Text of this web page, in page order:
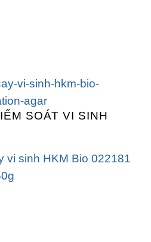
SOÁT VI SINH
vi sinh HKM Bio 022181